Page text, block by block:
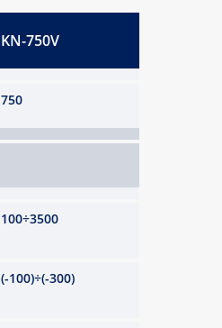
KN-750V
750
100÷3500
(-100)÷(-300)